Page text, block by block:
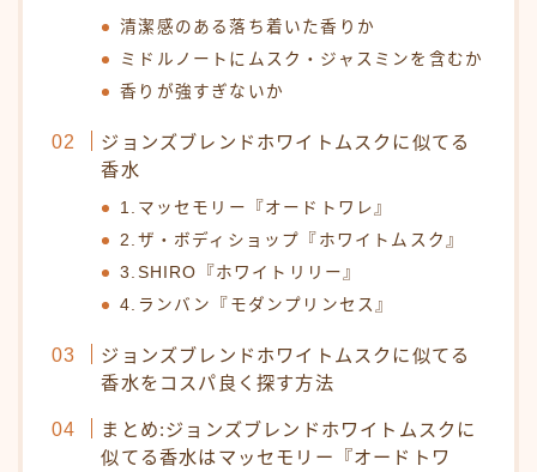
清潔感のある落ち着いた香りか
ミドルノートにムスク・ジャスミンを含むか
香りが強すぎないか
ジョンズブレンドホワイトムスクに似てる
香水
1.マッセモリー『オードトワレ』
2.ザ・ボディショップ『ホワイトムスク』
3.SHIRO『ホワイトリリー』
4.ランバン『モダンプリンセス』
ジョンズブレンドホワイトムスクに似てる
香水をコスパ良く探す方法
まとめ:ジョンズブレンドホワイトムスクに
似てる香水はマッセモリー『オードトワ